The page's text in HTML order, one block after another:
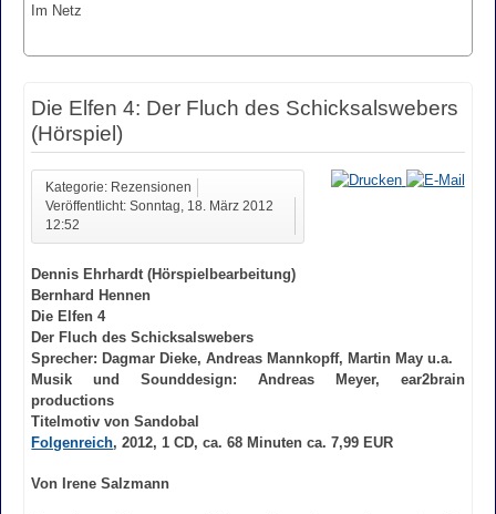
Im Netz
Die Elfen 4: Der Fluch des Schicksalswebers
(Hörspiel)
Kategorie: Rezensionen
Veröffentlicht: Sonntag, 18. März 2012
12:52
Dennis Ehrhardt (Hörspielbearbeitung)
Bernhard Hennen
Die Elfen 4
Der Fluch des Schicksalswebers
Sprecher: Dagmar Dieke, Andreas Mannkopff, Martin May u.a.
Musik und Sounddesign: Andreas Meyer, ear2brain
productions
Titelmotiv von Sandobal
Folgenreich, 2012, 1 CD, ca. 68 Minuten ca. 7,99 EUR
Von Irene Salzmann